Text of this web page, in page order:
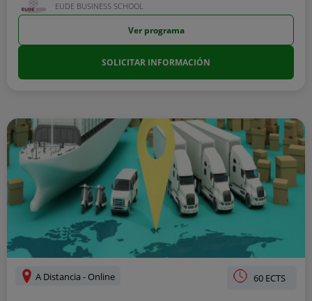
EUDE BUSINESS SCHOOL
Ver programa
SOLICITAR INFORMACIÓN
A Distancia - Online 60 ECTS